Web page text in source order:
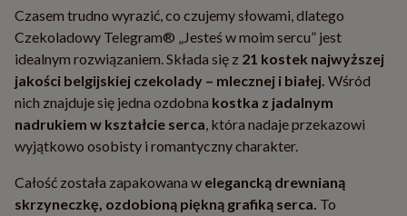
Czasem trudno wyrazić, co czujemy słowami, dlatego
Czekoladowy Telegram® „Jesteś w moim sercu” jest
idealnym rozwiązaniem. Składa się z 21 kostek najwyższej
jakości belgijskiej czekolady – mlecznej i białej. Wśród
nich znajduje się jedna ozdobna kostka z jadalnym
nadrukiem w kształcie serca, która nadaje przekazowi
wyjątkowo osobisty i romantyczny charakter.
Całość została zapakowana w elegancką drewnianą
skrzyneczkę, ozdobioną piękną grafiką serca. To